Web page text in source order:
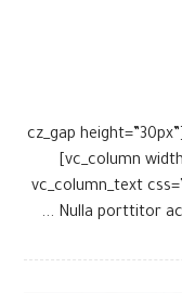
[vc_row 0=””][vc_column width=”2/3″][cz_gap height=”30px”
id=”cz_53119″][/vc_column][vc_column width=”1/3″]
[vc_column_text